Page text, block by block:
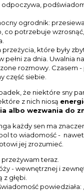
odpoczywa,
ogrodnik:
co potrzebuje
przeżycia, które były
pełni za dnia. Uwalnia
rozmowy. Czasem
część siebie.
że niektóre sny
z nich niosą
albo wezwania do
każdy sen ma
to wiadomość -
jej zrozumieć.
przeżywam teraz.
- wewnętrznej i
z głębi.
powiedziała: